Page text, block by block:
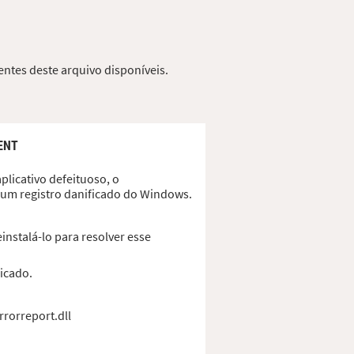
deste arquivo disponíveis.
defeituoso, o
registro danificado do Windows.
lo para resolver esse